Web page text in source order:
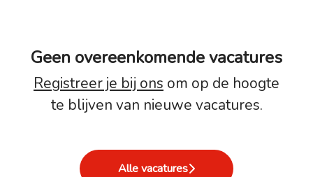
Geen overeenkomende vacatures
Registreer je bij ons om op de hoogte
te blijven van nieuwe vacatures.
Alle vacatures